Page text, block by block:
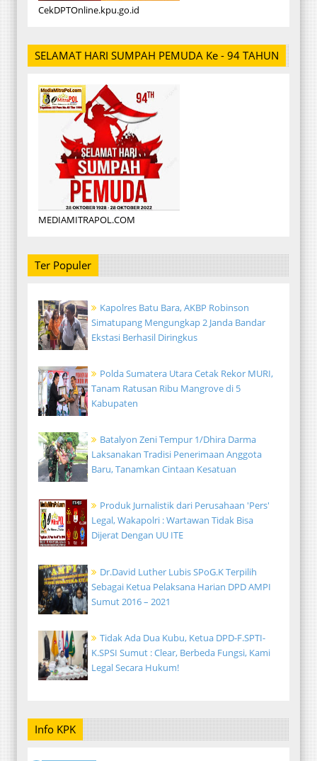
CekDPTOnline.kpu.go.id
SELAMAT HARI SUMPAH PEMUDA Ke - 94 TAHUN
MEDIAMITRAPOL.COM
Ter Populer
Kapolres Batu Bara, AKBP Robinson
Simatupang Mengungkap 2 Janda Bandar
Ekstasi Berhasil Diringkus
Polda Sumatera Utara Cetak Rekor MURI,
Tanam Ratusan Ribu Mangrove di 5
Kabupaten
Batalyon Zeni Tempur 1/Dhira Darma
Laksanakan Tradisi Penerimaan Anggota
Baru, Tanamkan Cintaan Kesatuan
Produk Jurnalistik dari Perusahaan 'Pers'
Legal, Wakapolri : Wartawan Tidak Bisa
Dijerat Dengan UU ITE
Dr.David Luther Lubis SPoG.K Terpilih
Sebagai Ketua Pelaksana Harian DPD AMPI
Sumut 2016 – 2021
Tidak Ada Dua Kubu, Ketua DPD-F.SPTI-
K.SPSI Sumut : Clear, Berbeda Fungsi, Kami
Legal Secara Hukum!
Info KPK